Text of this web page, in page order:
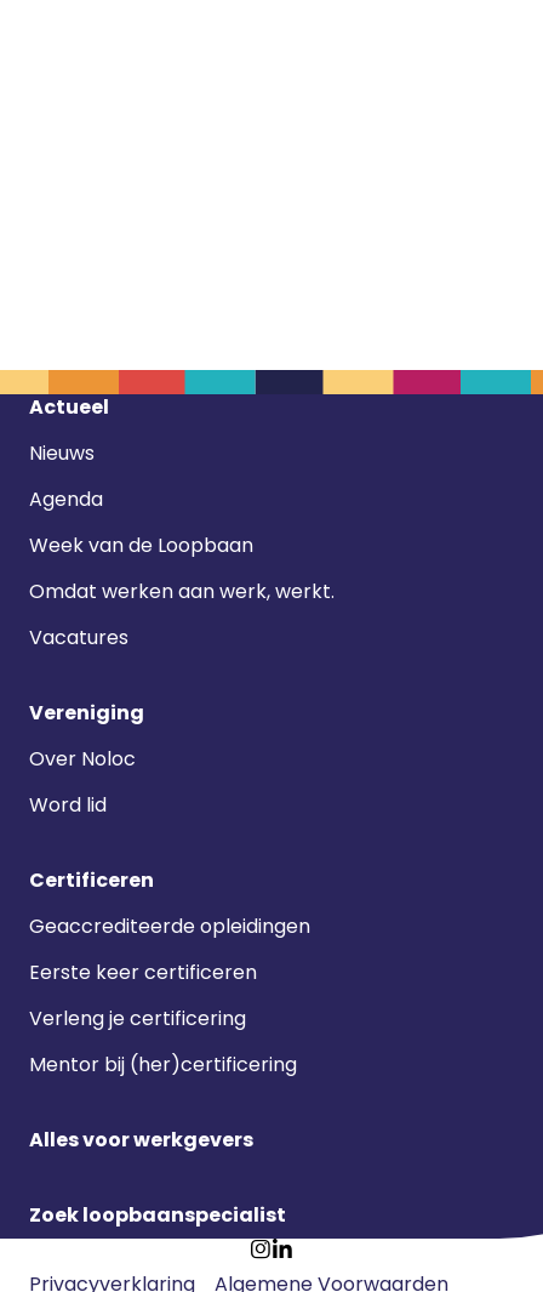
Footer
Actueel
Nieuws
Agenda
Week van de Loopbaan
Omdat werken aan werk, werkt.
Vacatures
Vereniging
Over Noloc
Word lid
Certificeren
Geaccrediteerde opleidingen
Eerste keer certificeren
Verleng je certificering
Mentor bij (her)certificering
Alles voor werkgevers
Zoek loopbaanspecialist
GaGa
Footer
Privacyverklaring
Algemene Voorwaarden